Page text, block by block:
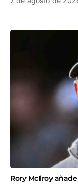
Rory McIlroy